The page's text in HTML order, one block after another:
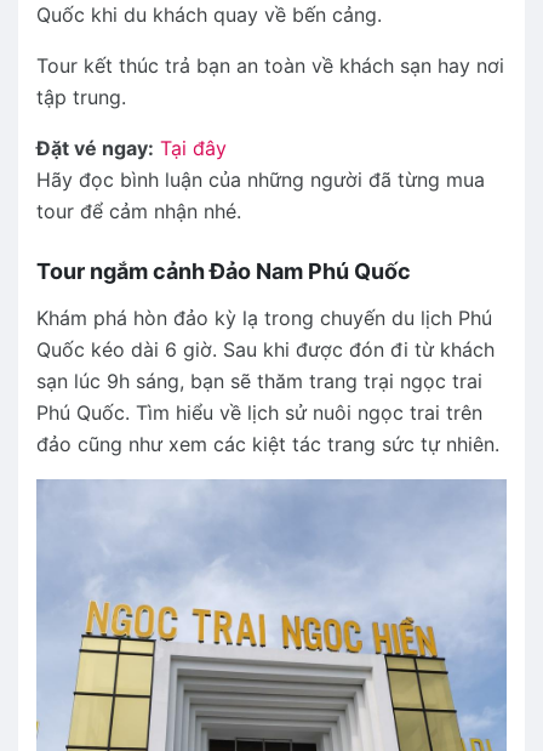
Quốc khi du khách quay về bến cảng.
Tour kết thúc trả bạn an toàn về khách sạn hay nơi
tập trung.
Đặt vé ngay: Tại đây
Hãy đọc bình luận của những người đã từng mua
tour để cảm nhận nhé.
Tour ngắm cảnh Đảo Nam Phú Quốc
Khám phá hòn đảo kỳ lạ trong chuyến du lịch Phú
Quốc kéo dài 6 giờ. Sau khi được đón đi từ khách
sạn lúc 9h sáng, bạn sẽ thăm trang trại ngọc trai
Phú Quốc. Tìm hiểu về lịch sử nuôi ngọc trai trên
đảo cũng như xem các kiệt tác trang sức tự nhiên.